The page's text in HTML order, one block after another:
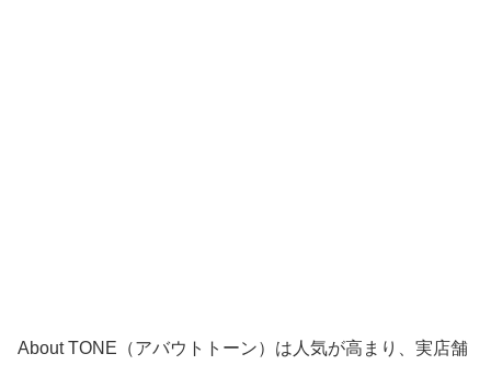
About TONE（アバウトトーン）は人気が高まり、実店舗